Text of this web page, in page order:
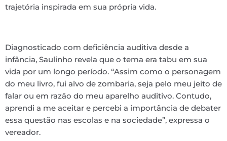
trajetória inspirada em sua própria vida.
Diagnosticado com deficiência auditiva desde a
infância, Saulinho revela que o tema era tabu em sua
vida por um longo período. “Assim como o personagem
do meu livro, fui alvo de zombaria, seja pelo meu jeito de
falar ou em razão do meu aparelho auditivo. Contudo,
aprendi a me aceitar e percebi a importância de debater
essa questão nas escolas e na sociedade”, expressa o
vereador.